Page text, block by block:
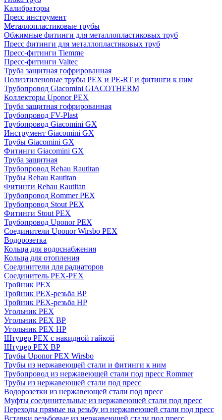
Калибраторы
Пресс инструмент
Металлопластиковые трубы
Обжимные фитинги для металлопластиковых труб
Пресс фитинги для металлопластиковых труб
Пресс-фитинги Tiemme
Пресс-фитинги Valtec
Труба защитная гофрированная
Полиэтиленовые трубы PEX и PE-RT и фитинги к ним
Трубопровод Giacomini GIACOTHERM
Коллекторы Uponor PEX
Труба защитная гофрированная
Трубопровод FV-Plast
Трубопровод Giacomini GX
Инструмент Giacomini GX
Трубы Giacomini GX
Фитинги Giacomini GX
Труба защитная
Трубопровод Rehau Rautitan
Трубы Rehau Rautitan
Фитинги Rehau Rautitan
Трубопровод Rommer PEX
Трубопровод Stout PEX
Фитинги Stout PEX
Трубопровод Uponor PEX
Соединители Uponor Wirsbo PEX
Водорозетка
Кольца для водоснабжения
Кольца для отопления
Соединители для радиаторов
Соединитель PEX-PEX
Тройник PEX
Тройник PEX-резьба ВР
Тройник PEX-резьба НР
Угольник PEX
Угольник PEX ВР
Угольник PEX НР
Штуцер PEX c накидной гайкой
Штуцер PEX ВР
Трубы Uponor PEX Wirsbo
Трубы из нержавеющей стали и фитинги к ним
Трубопровод из нержавеющей стали под пресс Rommer
Трубы из нержавеющей стали под пресс
Водорозетки из нержавеющей стали под пресс
Муфты соединительные из нержавеющей стали под пресс
Переходы прямые на резьбу из нержавеющей стали под пресс
Вставки резьбовые из нержавеющей стали под пресс